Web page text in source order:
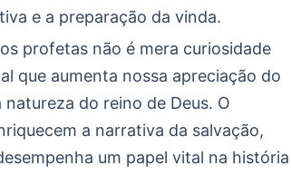
e a preparação da vinda.
profetas não é mera curiosidade
que aumenta nossa apreciação do
do reino de Deus. O
a narrativa da salvação,
um papel vital na história